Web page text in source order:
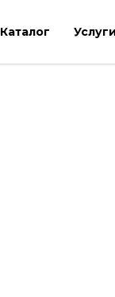
Каталог Услуги